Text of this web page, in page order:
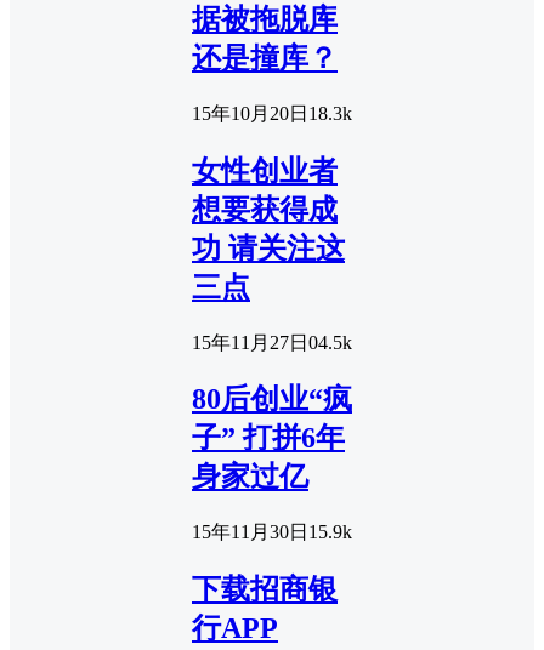
据被拖脱库
还是撞库？
15年10月20日 18.3k
女性创业者
想要获得成
功 请关注这
三点
15年11月27日 04.5k
80后创业“疯
子” 打拼6年
身家过亿
15年11月30日 1 5.9k
下载招商银
行APP